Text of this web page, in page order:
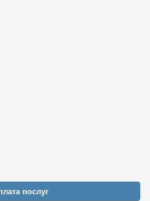
послуг